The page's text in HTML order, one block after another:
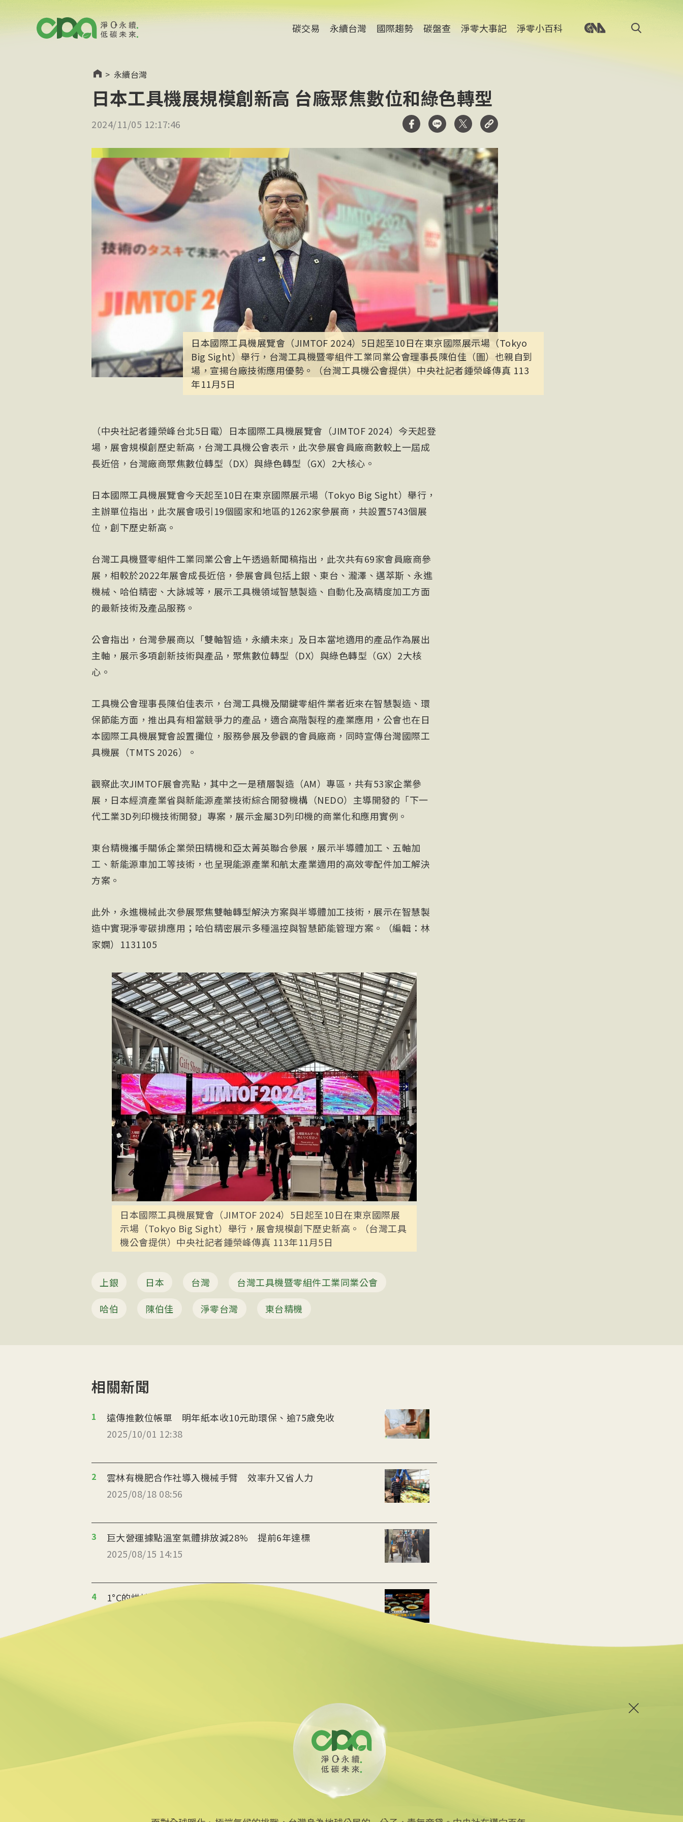
碳交易 永續台灣 國際趨勢 碳盤查 淨零大事記 淨零小百科
> 永續台灣
日本工具機展規模創新高 台廠聚焦數位和綠色轉型
2024/11/05 12:17:46
日本國際工具機展覽會（JIMTOF 2024）5日起至10日在東京國際展示場（Tokyo
Big Sight）舉行，台灣工具機暨零組件工業同業公會理事長陳伯佳（圖）也親自到
場，宣揚台廠技術應用優勢。（台灣工具機公會提供）中央社記者鍾榮峰傳真 113
年11月5日
（中央社記者鍾榮峰台北5日電）日本國際工具機展覽會（JIMTOF 2024）今天起登
場，展會規模創歷史新高，台灣工具機公會表示，此次參展會員廠商數較上一屆成
長近倍，台灣廠商聚焦數位轉型（DX）與綠色轉型（GX）2大核心。
日本國際工具機展覽會今天起至10日在東京國際展示場（Tokyo Big Sight）舉行，
主辦單位指出，此次展會吸引19個國家和地區的1262家參展商，共設置5743個展
位，創下歷史新高。
台灣工具機暨零組件工業同業公會上午透過新聞稿指出，此次共有69家會員廠商參
展，相較於2022年展會成長近倍，參展會員包括上銀、東台、瀧澤、邁萃斯、永進
機械、哈伯精密、大詠城等，展示工具機領域智慧製造、自動化及高精度加工方面
的最新技術及產品服務。
公會指出，台灣參展商以「雙軸智造，永續未來」及日本當地適用的產品作為展出
主軸，展示多項創新技術與產品，聚焦數位轉型（DX）與綠色轉型（GX）2大核
心。
工具機公會理事長陳伯佳表示，台灣工具機及關鍵零組件業者近來在智慧製造、環
保節能方面，推出具有相當競爭力的產品，適合高階製程的產業應用，公會也在日
本國際工具機展覽會設置攤位，服務參展及參觀的會員廠商，同時宣傳台灣國際工
具機展（TMTS 2026）。
觀察此次JIMTOF展會亮點，其中之一是積層製造（AM）專區，共有53家企業參
展，日本經濟產業省與新能源產業技術綜合開發機構（NEDO）主導開發的「下一
代工業3D列印機技術開發」專案，展示金屬3D列印機的商業化和應用實例。
東台精機攜手關係企業榮田精機和亞太菁英聯合參展，展示半導體加工、五軸加
工、新能源車加工等技術，也呈現能源產業和航太產業適用的高效零配件加工解決
方案。
此外，永進機械此次參展聚焦雙軸轉型解決方案與半導體加工技術，展示在智慧製
造中實現淨零碳排應用；哈伯精密展示多種溫控與智慧節能管理方案。（編輯：林
家嫻）1131105
日本國際工具機展覽會（JIMTOF 2024）5日起至10日在東京國際展
示場（Tokyo Big Sight）舉行，展會規模創下歷史新高。（台灣工具
機公會提供）中央社記者鍾榮峰傳真 113年11月5日
上銀 日本 台灣
台灣工具機暨零組件工業同業公會
哈伯
陳伯佳 淨零台灣 東台精機
相關新聞
1
遠傳推數位帳單 明年紙本收10元助環保、逾75歲免收
2025/10/01 12:38
2
雲林有機肥合作社導入機械手臂 效率升又省人力
2025/08/18 08:56
3
巨大營運據點溫室氣體排放減28% 提前6年達標
2025/08/15 14:15
4
1°C的烘焙革命 起士公爵用數據重建職人手感
2025/08/11 18:54